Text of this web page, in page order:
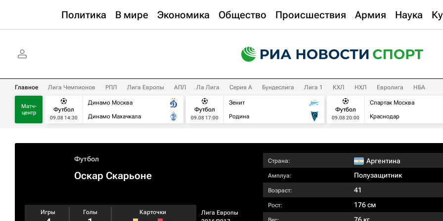
Политика В мире Экономика Общество Происшествия Армия Наука
Главное Лига Чемпионов РПЛ Лига Европы АПЛ Ла Лига Серия А Бундеслига Лига 1 КХЛ НХЛ Евролига НБА
Матч-
центр
Футбол
09.08 14:30
Динамо Москва
Динамо Махачкала
Футбол
09.08 17:00
Зенит
Родина
Футбол
09.08 20:00
Спартак Москва
Краснодар
Футбол
Оскар Скарьоне
Лига Европы
Игры Голы Карточки
Страна: Аргентина
Амплуа: Полузащитник
Возраст: 41
Рост: 176 см